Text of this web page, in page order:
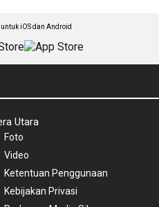
iOS dan Android
Utara
Foto
Video
Ketentuan Penggunaan
Kebijakan Privasi